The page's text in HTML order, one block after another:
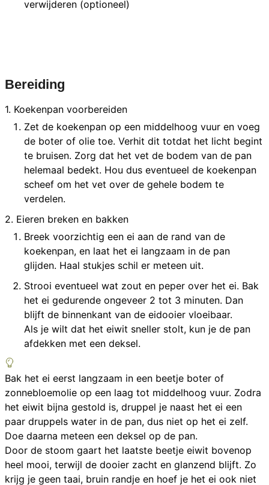
verwijderen (optioneel)
Bereiding
1. Koekenpan voorbereiden
Zet de koekenpan op een middelhoog vuur en voeg
de boter of olie toe. Verhit dit totdat het licht begint
te bruisen. Zorg dat het vet de bodem van de pan
helemaal bedekt. Hou dus eventueel de koekenpan
scheef om het vet over de gehele bodem te
verdelen.
2. Eieren breken en bakken
Breek voorzichtig een ei aan de rand van de
koekenpan, en laat het ei langzaam in de pan
glijden. Haal stukjes schil er meteen uit.
Strooi eventueel wat zout en peper over het ei. Bak
het ei gedurende ongeveer 2 tot 3 minuten. Dan
blijft de binnenkant van de eidooier vloeibaar.
Als je wilt dat het eiwit sneller stolt, kun je de pan
afdekken met een deksel.
Bak het ei eerst langzaam in een beetje boter of
zonnebloemolie op een laag tot middelhoog vuur. Zodra
het eiwit bijna gestold is, druppel je naast het ei een
paar druppels water in de pan, dus niet op het ei zelf.
Doe daarna meteen een deksel op de pan.
Door de stoom gaart het laatste beetje eiwit bovenop
heel mooi, terwijl de dooier zacht en glanzend blijft. Zo
krijg je geen taai, bruin randje en hoef je het ei ook niet